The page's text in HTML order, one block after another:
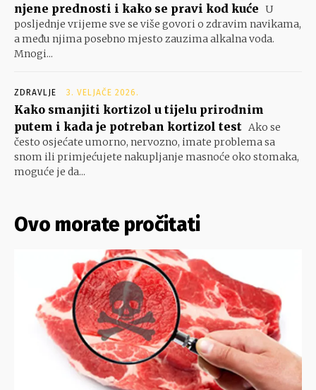
njene prednosti i kako se pravi kod kuće U
posljednje vrijeme sve se više govori o zdravim navikama,
a među njima posebno mjesto zauzima alkalna voda.
Mnogi...
ZDRAVLJE 3. VELJAČE 2026.
Kako smanjiti kortizol u tijelu prirodnim
putem i kada je potreban kortizol test Ako se
često osjećate umorno, nervozno, imate problema sa
snom ili primjećujete nakupljanje masnoće oko stomaka,
moguće je da...
Ovo morate pročitati